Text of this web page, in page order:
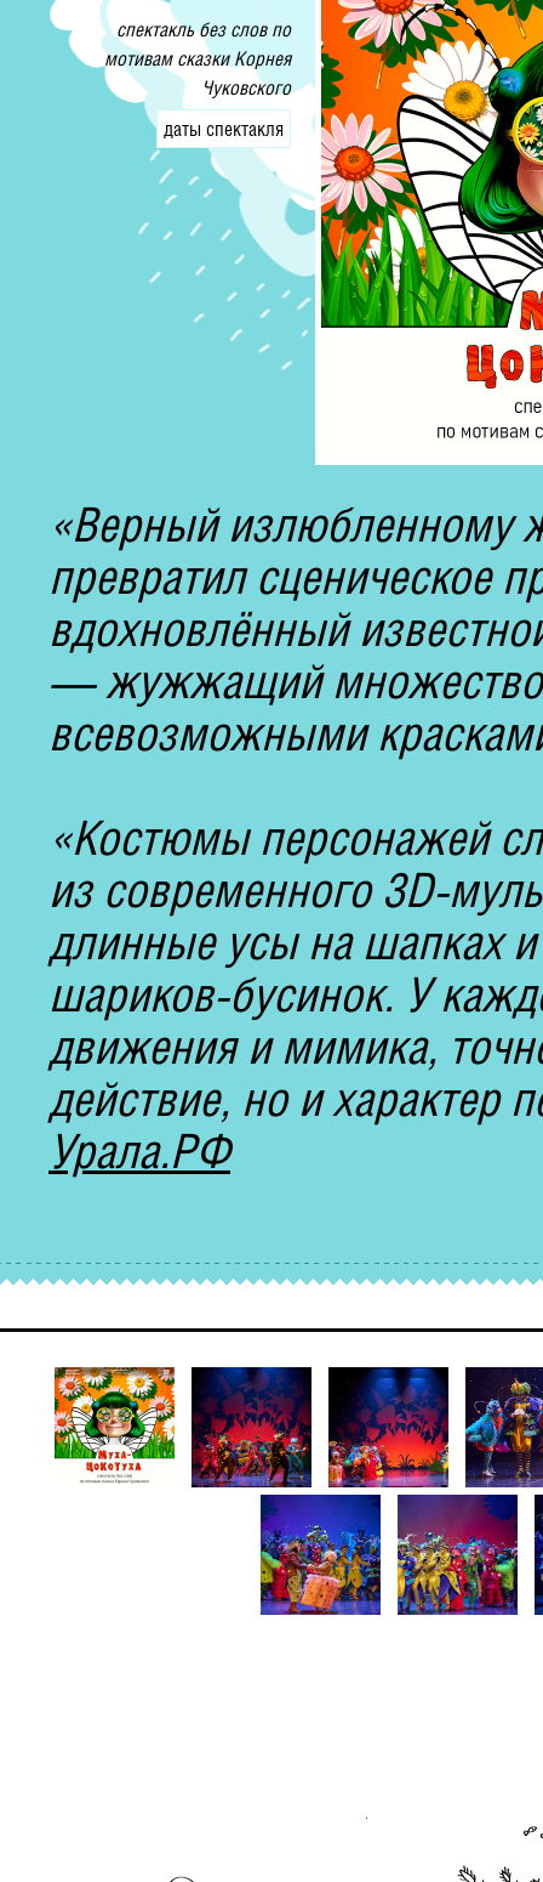
спектакль без слов по
мотивам сказки Корнея
Чуковского
даты спектакля
«Верный излюбленному
превратил сценическое
вдохновлённый
— жужжащий
всевозможными
«Костюмы персонажей
из современного 3D-
длинные усы на шапках
шариков-бусинок. У
движения и мимика,
действие, но и характер
Урала.РФ